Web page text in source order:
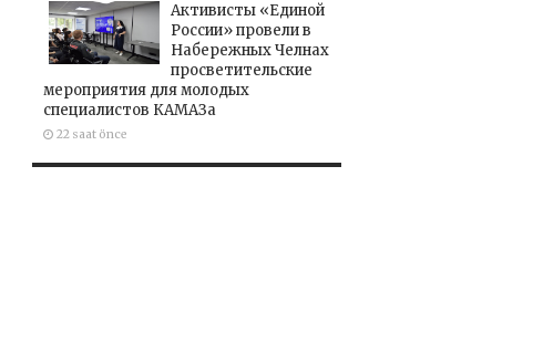
Активисты «Единой
России» провели в
Набережных Челнах
просветительские
мероприятия для молодых
специалистов КАМАЗа
22 saat önce